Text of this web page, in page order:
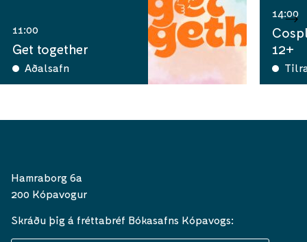
11:00
Get together
Aðalsafn
14:00
12+
Hamraborg 6a
200 Kópavogur
Skráðu þig á fréttabréf Bókasafns Kópavogs: